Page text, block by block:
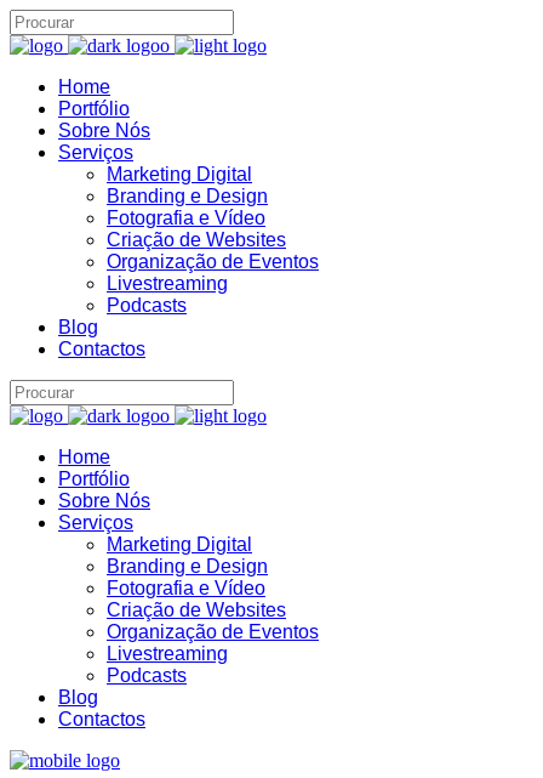
Home
Portfólio
Sobre Nós
Serviços
Marketing Digital
Branding e Design
Fotografia e Vídeo
Criação de Websites
Organização de Eventos
Livestreaming
Podcasts
Blog
Contactos
Home
Portfólio
Sobre Nós
Serviços
Marketing Digital
Branding e Design
Fotografia e Vídeo
Criação de Websites
Organização de Eventos
Livestreaming
Podcasts
Blog
Contactos
B22
Brand22 Assistente
Online